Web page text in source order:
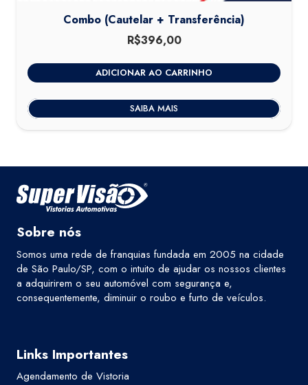
Combo (Cautelar + Transferência)
R$396,00
ADICIONAR AO CARRINHO
SAIBA MAIS
Sobre nós
Somos uma rede de franquias fundada em 2005 na cidade
de São Paulo/SP, com o intuito de ajudar os nossos clientes
a adquirirem o seu automóvel com segurança e,
consequentemente, diminuir o roubo e furto de veículos.
Links Importantes
Agendamento de Vistoria